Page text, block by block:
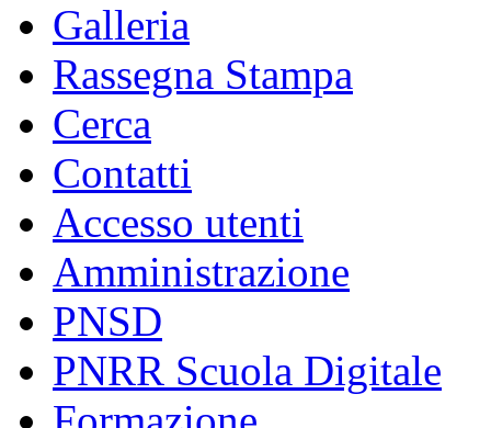
Galleria
Rassegna Stampa
Cerca
Contatti
Accesso utenti
Amministrazione
PNSD
PNRR Scuola Digitale